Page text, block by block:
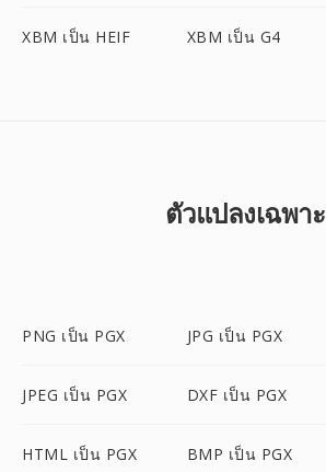
XBM เป็น HEIF XBM เป็น G4
ตัวแปลงเฉพาะ
PNG เป็น PGX JPG เป็น PGX
JPEG เป็น PGX DXF เป็น PGX
HTML เป็น PGX BMP เป็น PGX